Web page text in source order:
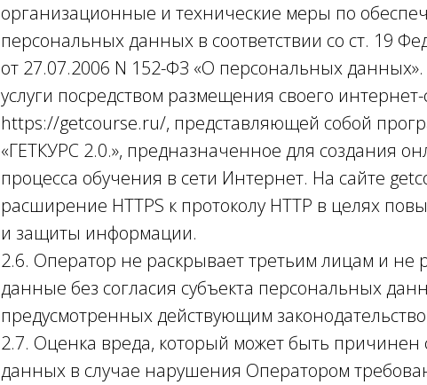
организационные и технические меры по
персональных данных в соответствии со ст. 19
от 27.07.2006 N 152-ФЗ «О персональных
услуги посредством размещения своего
https://getcourse.ru/, представляющей собой
«ГЕТКУРС 2.0.», предназначенное для создания
процесса обучения в сети Интернет. На сайте
расширение HTTPS к протоколу HTTP в целях
и защиты информации.
2.6. Оператор не раскрывает третьим лицам и не
данные без согласия субъекта персональных
предусмотренных действующим
2.7. Оценка вреда, который может быть причинен
данных в случае нарушения Оператором